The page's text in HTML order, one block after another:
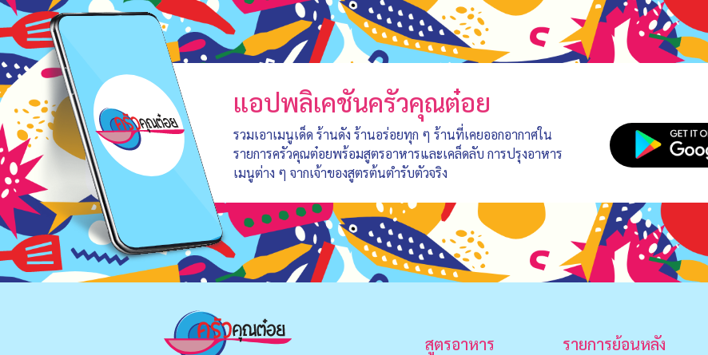
แอปพลิเคชันครัวคุณต๋อย
รวมเอาเมนูเด็ด ร้านดัง ร้านอร่อยทุก ๆ ร้านที่เคยออกอากาศใน
รายการครัวคุณต๋อยพร้อมสูตรอาหารและเคล็ดลับ การปรุงอาหาร
เมนูต่าง ๆ จากเจ้าของสูตรต้นตำรับตัวจริง
สูตรอาหาร รายการย้อนหลัง